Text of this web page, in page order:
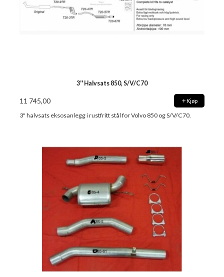
3'' Halvsats 850, S/V/C70
11 745,00 Kjøp
3" halvsats eksosanlegg i rustfritt stål for Volvo 850 og S/V/C70.